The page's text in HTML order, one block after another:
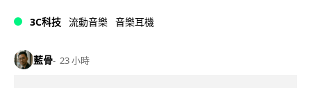
3C科技 流動音樂 音樂耳機
藍骨 23 小時